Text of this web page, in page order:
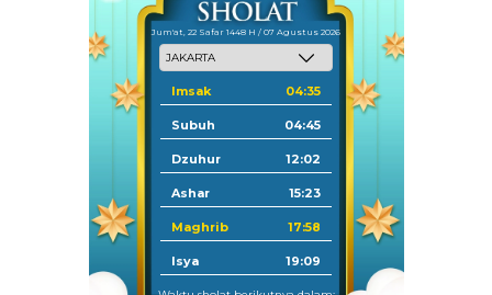
Jum'at, 22 Safar 1448 H / 07 Agustus 2026
Imsak 04:35
Subuh 04:45
Dzuhur 12:02
Ashar 15:23
Maghrib 17:58
Isya 19:09